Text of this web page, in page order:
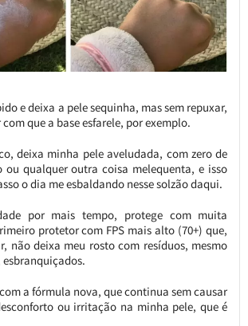
e deixa a pele sequinha, mas sem repuxar,
que a base esfarele, por exemplo.
deixa minha pele aveludada, com zero de
ou qualquer outra coisa melequenta, e isso
o dia me esbaldando nesse solzão daqui.
por mais tempo, protege com muita
protetor com FPS mais alto (70+) que,
não deixa meu rosto com resíduos, mesmo
esbranquiçados.
a fórmula nova, que continua sem causar
ou irritação na minha pele, que é